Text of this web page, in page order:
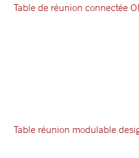
Table de réunion connectée
Table réunion modulable